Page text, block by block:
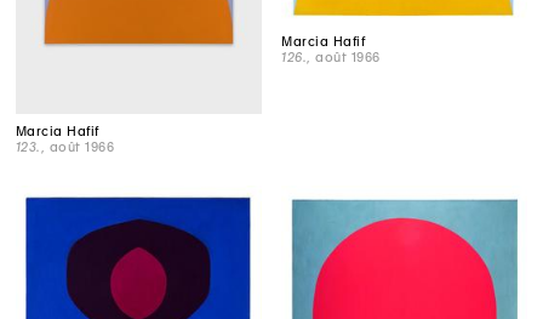
Marcia Hafif
123.
, août 1966
Marcia Hafif
126.
, août 1966